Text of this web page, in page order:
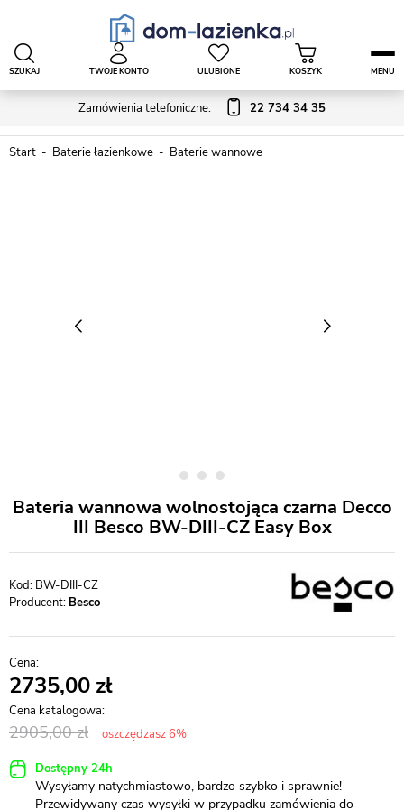
Zamówienia telefoniczne: 22 734 34 35
SZUKAJ TWOJE KONTO ULUBIONE KOSZYK MENU
Start Baterie łazienkowe Baterie wannowe
Bateria wannowa wolnostojąca czarna Decco
III Besco BW-DIII-CZ Easy Box
BW-DIII-CZ
Producent: Besco
2735,00
2905,00 oszczędzasz 6%
Dostępny 24h
Wysyłamy natychmiastowo, bardzo szybko i sprawnie!
Przewidywany czas wysyłki w przypadku zamówienia do